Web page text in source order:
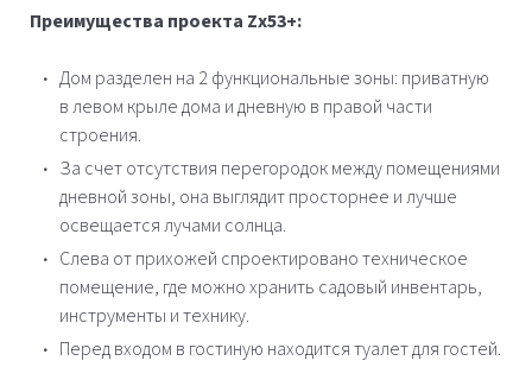
Преимущества проекта Zx53+:
Дом разделен на 2 функциональные зоны: приватную
в левом крыле дома и дневную в правой части
строения.
За счет отсутствия перегородок между помещениями
дневной зоны, она выглядит просторнее и лучше
освещается лучами солнца.
Слева от прихожей спроектировано техническое
помещение, где можно хранить садовый инвентарь,
инструменты и технику.
Перед входом в гостиную находится туалет для гостей.